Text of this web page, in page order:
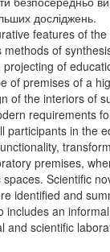
досліджень.
features of
of
of
premises of a
of the interiors of
requirements
in the
premises,
Scientific
identified and
an
scientific